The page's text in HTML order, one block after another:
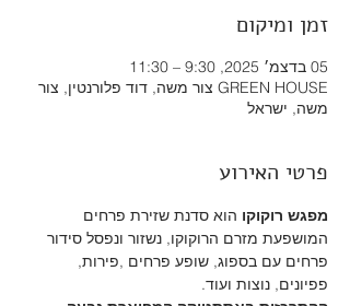
זמן ומיקום
05 בדצמ׳ 2025, 9:30 – 11:30
GREEN HOUSE צור משה, דוד פלורנטין, צור
משה, ישראל
פרטי האירוע
מפגש רוקוקו הוא סדנת שזירת פרחים
המושפעת מזרם הרוקוקו, נשזור ונפסל סידור
פרחים עם בספוג, שופע פרחים ,פירות,
פפיונים, נוצות ועוד.